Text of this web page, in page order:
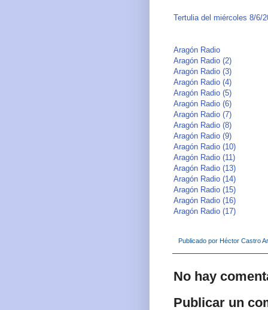
Tertulia del miércoles 8/6/
Aragón Radio
Aragón Radio (2)
Aragón Radio (3)
Aragón Radio (4)
Aragón Radio (5)
Aragón Radio (6)
Aragón Radio (7)
Aragón Radio (8)
Aragón Radio (9)
Aragón Radio (10)
Aragón Radio (11)
Aragón Radio (13)
Aragón Radio (14)
Aragón Radio (15)
Aragón Radio (16)
Aragón Radio (17)
Publicado por Héctor Castro
No hay
Publicar un